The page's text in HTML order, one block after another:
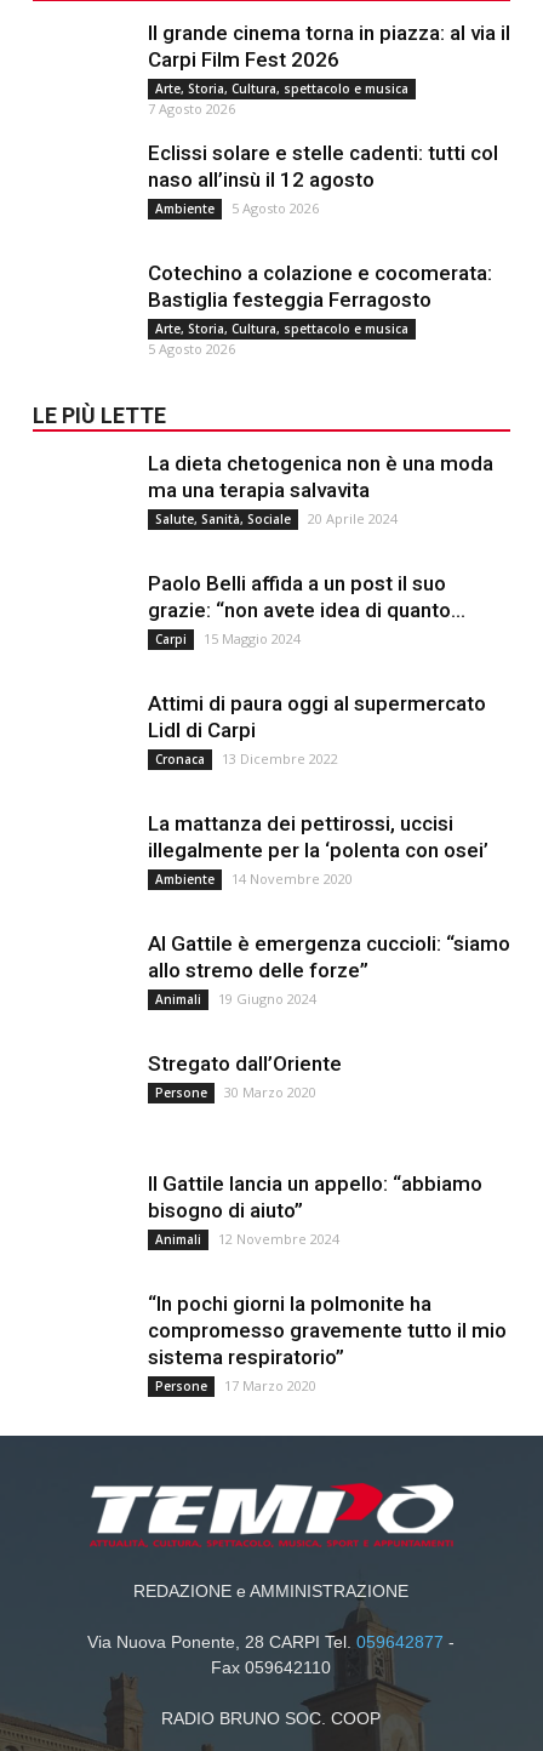
Il grande cinema torna in piazza: al via il
Carpi Film Fest 2026
Arte, Storia, Cultura, spettacolo e musica
7 Agosto 2026
Eclissi solare e stelle cadenti: tutti col
naso all’insù il 12 agosto
Ambiente 5 Agosto 2026
Cotechino a colazione e cocomerata:
Bastiglia festeggia Ferragosto
Arte, Storia, Cultura, spettacolo e musica
5 Agosto 2026
LE PIÙ LETTE
La dieta chetogenica non è una moda
ma una terapia salvavita
Salute, Sanità, Sociale 20 Aprile 2024
Paolo Belli affida a un post il suo
grazie: “non avete idea di quanto...
Carpi 15 Maggio 2024
Attimi di paura oggi al supermercato
Lidl di Carpi
Cronaca 13 Dicembre 2022
La mattanza dei pettirossi, uccisi
illegalmente per la ‘polenta con osei’
Ambiente 14 Novembre 2020
Al Gattile è emergenza cuccioli: “siamo
allo stremo delle forze”
Animali 19 Giugno 2024
Stregato dall’Oriente
Persone 30 Marzo 2020
Il Gattile lancia un appello: “abbiamo
bisogno di aiuto”
Animali 12 Novembre 2024
“In pochi giorni la polmonite ha
compromesso gravemente tutto il mio
sistema respiratorio”
Persone 17 Marzo 2020
REDAZIONE e AMMINISTRAZIONE
Via Nuova Ponente, 28 CARPI Tel.059642877 -
Fax 059642110
RADIO BRUNO SOC. COOP